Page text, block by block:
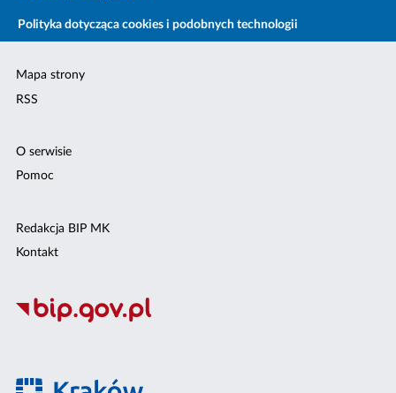
Polityka dotycząca cookies i podobnych technologii
Mapa strony
RSS
O serwisie
Pomoc
Redakcja BIP MK
Kontakt